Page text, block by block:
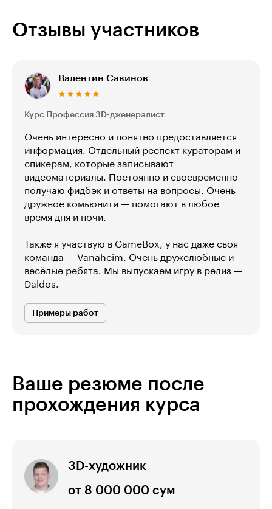
Отзывы участников
Валентин Савинов
Курс Профессия 3D-дженералист
Очень интересно и понятно предоставляется
информация. Отдельный респект кураторам и
спикерам, которые записывают
видеоматериалы. Постоянно и своевременно
получаю фидбэк и ответы на вопросы. Очень
дружное комьюнити — помогают в любое
время дня и ночи.
Также я участвую в GameBox, у нас даже своя
команда — Vanaheim. Очень дружелюбные и
весёлые ребята. Мы выпускаем игру в релиз —
Daldos.
Примеры работ
Ваше резюме после
прохождения курса
3D-художник
от 8 000 000 сум